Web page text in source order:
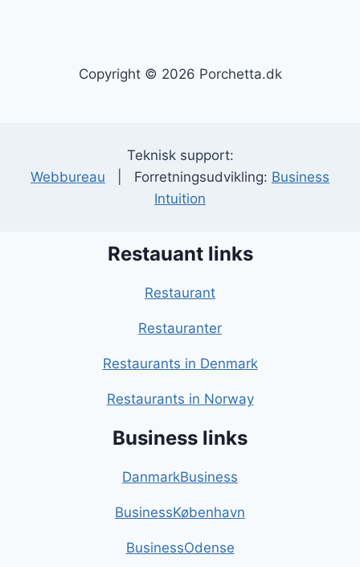
Copyright © 2026 Porchetta.dk
Teknisk support:
Webbureau | Forretningsudvikling: Business
Intuition
Restauant links
Restaurant
Restauranter
Restaurants in Denmark
Restaurants in Norway
Business links
DanmarkBusiness
BusinessKøbenhavn
BusinessOdense